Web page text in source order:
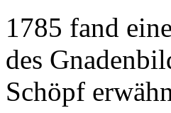
1785 fand
des
Schöpf